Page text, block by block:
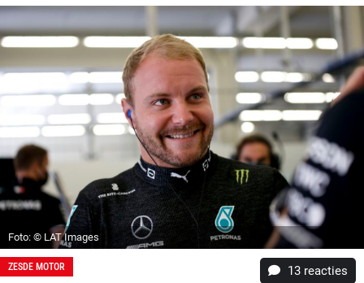
Foto: © LAT Images
ZESDE MOTOR 13 reacties